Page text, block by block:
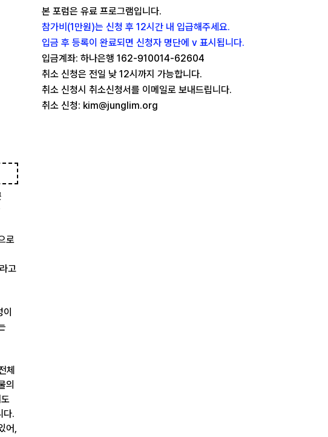
로
고
체
의
다.
어,
본 포럼은 유료 프로그램입니다.
참가비(1만원)는 신청 후 12시간 내 입급해주세요.
입금 후 등록이 완료되면 신청자 명단에 v 표시됩니다.
입금계좌: 하나은행 162-910014-62604
취소 신청은 전일 낮 12시까지 가능합니다.
취소 신청시 취소신청서를 이메일로 보내드립니다.
취소 신청: kim@junglim.org